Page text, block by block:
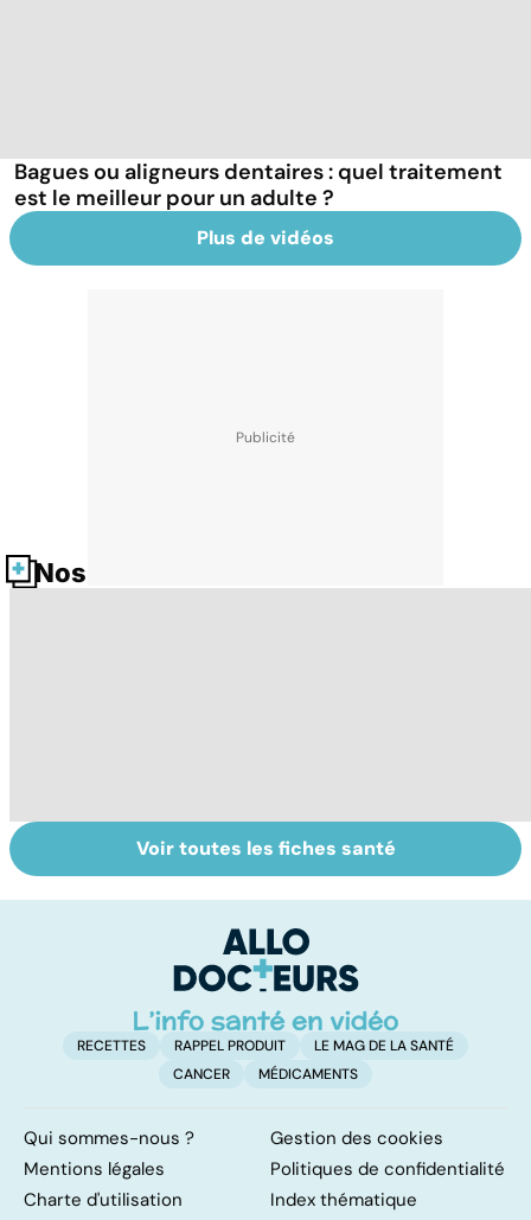
Bagues ou aligneurs dentaires : quel traitement
est le meilleur pour un adulte ?
Plus de vidéos
Nos fiches santé
Suicide : prévenir
le passage à
Un rhume, ça se
soigne ?
Voir toutes les fiches santé
RECETTES RAPPEL PRODUIT
LE MAG DE LA SANTÉ
CANCER
MÉDICAMENTS
Qui sommes-nous ?
Gestion des cookies
Mentions légales
Politiques de confidentialité
Charte d'utilisation
Index thématique